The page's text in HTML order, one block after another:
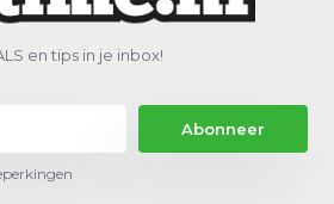
en tips in je inbox!
Abonneer